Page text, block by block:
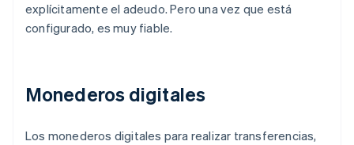
explícitamente el adeudo. Pero una vez que está
configurado, es muy fiable.
Monederos digitales
Los monederos digitales para realizar transferencias,